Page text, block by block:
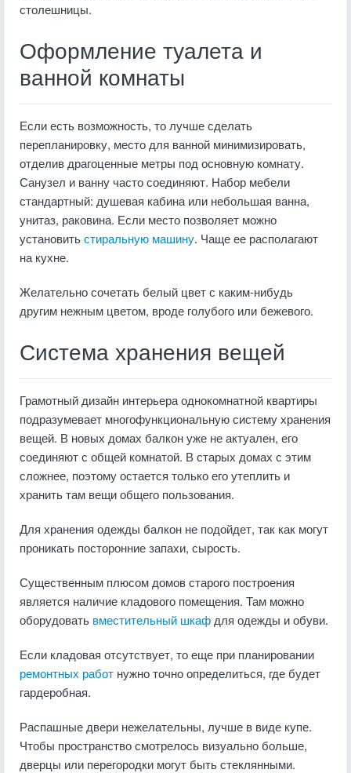
столешницы.
Оформление туалета и
ванной комнаты
Если есть возможность, то лучше сделать
перепланировку, место для ванной минимизировать,
отделив драгоценные метры под основную комнату.
Санузел и ванну часто соединяют. Набор мебели
стандартный: душевая кабина или небольшая ванна,
унитаз, раковина. Если место позволяет можно
установитьстиральную машину. Чаще ее располагают
на кухне.
Желательно сочетать белый цвет с каким-нибудь
другим нежным цветом, вроде голубого или бежевого.
Система хранения вещей
Грамотный дизайн интерьера однокомнатной квартиры
подразумевает многофункциональную систему хранения
вещей. В новых домах балкон уже не актуален, его
соединяют с общей комнатой. В старых домах с этим
сложнее, поэтому остается только его утеплить и
хранить там вещи общего пользования.
Для хранения одежды балкон не подойдет, так как могут
проникать посторонние запахи, сырость.
Существенным плюсом домов старого построения
является наличие кладового помещения. Там можно
оборудовать вместительный шкаф для одежды и обуви.
Если кладовая отсутствует, то еще при планировании
ремонтных работ нужно точно определиться, где будет
гардеробная.
Распашные двери нежелательны, лучше в виде купе.
Чтобы пространство смотрелось визуально больше,
дверцы или перегородки могут быть стеклянными.